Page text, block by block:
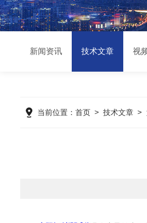
新闻资讯 技术文章 视
当前位置：首页 >技术文章 >